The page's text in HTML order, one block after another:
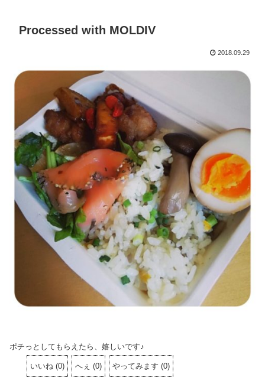
Processed with MOLDIV
2018.09.29
ポチっとしてもらえたら、嬉しいです♪
いいね (0) へぇ (0) やってみます (0)